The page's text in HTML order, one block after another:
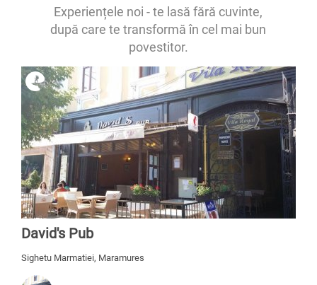
Experiențele noi - te lasă fără cuvinte,
după care te transformă în cel mai bun
povestitor.
David's Pub
Sighetu Marmatiei, Maramures